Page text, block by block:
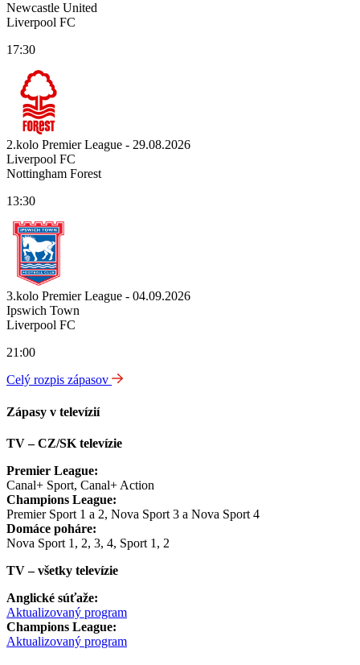
Newcastle United
Liverpool FC
17:30
2.kolo Premier League - 29.08.2026
Liverpool FC
Nottingham Forest
13:30
3.kolo Premier League - 04.09.2026
Ipswich Town
Liverpool FC
21:00
Celý rozpis zápasov
Zápasy v televízií
TV – CZ/SK televízie
Premier League:
Canal+ Sport, Canal+ Action
Champions League:
Premier Sport 1 a 2, Nova Sport 3 a Nova Sport 4
Domáce poháre:
Nova Sport 1, 2, 3, 4, Sport 1, 2
TV – všetky televízie
Anglické súťaže:
Aktualizovaný program
Champions League:
Aktualizovaný program